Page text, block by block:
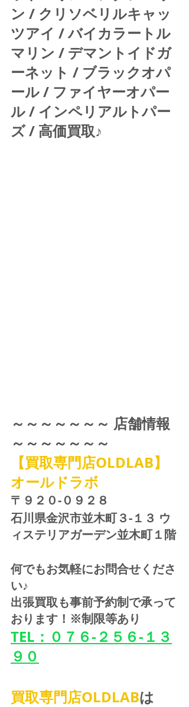
ン / クリソベリルキャッ
ツアイ / バイカラートル
マリン / デマントイドガ
ーネット / ブラックオパ
ール / ファイヤーオパー
ル / インペリアルトパー
ズ / 高価買取♪
～～～～～～～ 店舗情報
～～～～～～～
【買取専門店OLDLAB】
オールドラボ
〒９２０-０９２８
石川県金沢市並木町３-１３ ウ
ィステリアガーデン並木町１階
何でもお気軽にお問合せくださ
い♪
出張買取も事前予約制で承って
おります！※制限等あり
TEL：０７６-２５６-１３
９０
買取専門店OLDLABは